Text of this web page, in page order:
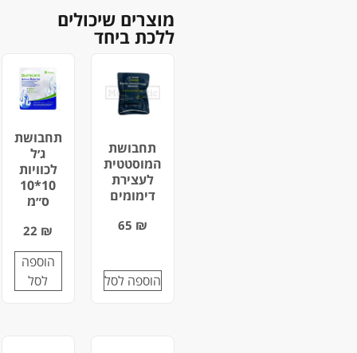
מוצרים שיכולים
ללכת ביחד
תחבושת
המוסטטית
לעצירת
דימומים
65 ₪
הוספה לסל
תחבושת
ג׳ל
לכוויות
10*10
ס״מ
22 ₪
הוספה
לסל